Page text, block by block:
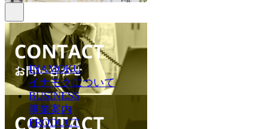
INAMOKU
イナモクについて
BUSINESS
事業案内
PRODUCT